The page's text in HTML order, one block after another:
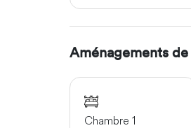
le ministère et les
Outjo et Otjiwarongo à
Aménagements
Chambre 1